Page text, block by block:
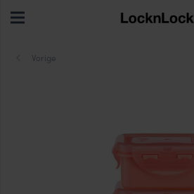
Vorige